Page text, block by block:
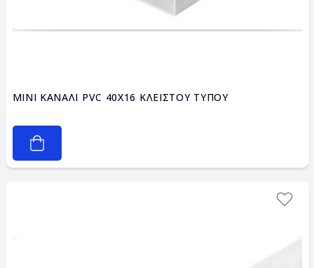
MINI ΚΑΝΑΛΙ PVC 40X16 ΚΛΕΙΣΤΟΥ ΤΥΠΟΥ